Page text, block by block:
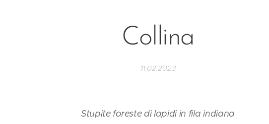
Collina
11.02.2023
Stupite foreste di lapidi in fila indiana